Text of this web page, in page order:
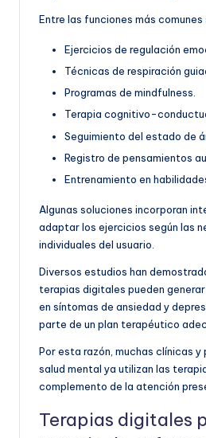
Entre las funciones más comunes
Ejercicios de regulación
Técnicas de respiración
Programas de mindfulness.
Terapia cognitivo-
Seguimiento del estado de
Registro de pensamientos
Entrenamiento en
Algunas soluciones incorporan
adaptar los ejercicios según las
individuales del usuario.
Diversos estudios han
terapias digitales pueden
en síntomas de ansiedad y
parte de un plan terapéutico
Por esta razón, muchas clínicas y
salud mental ya utilizan las
complemento de la atención
Terapias digitales